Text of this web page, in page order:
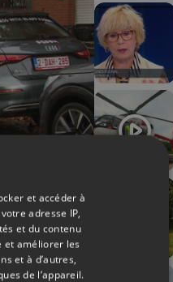
et accéder à
adresse IP,
et du contenu
et améliorer les
et à d’autres,
de l’appareil.